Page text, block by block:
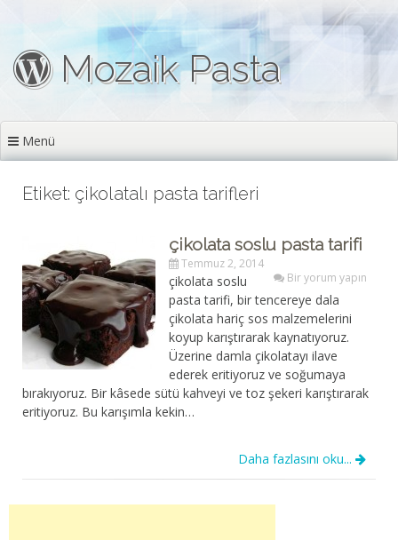
Mozaik Pasta
Menü
Etiket: çikolatalı pasta tarifleri
çikolata soslu pasta tarifi
Temmuz 2, 2014
Bir yorum yapın
çikolata soslu
pasta tarifi, bir tencereye dala
çikolata hariç sos malzemelerini
koyup karıştırarak kaynatıyoruz.
Üzerine damla çikolatayı ilave
ederek eritiyoruz ve soğumaya
bırakıyoruz. Bir kâsede sütü kahveyi ve toz şekeri karıştırarak
eritiyoruz. Bu karışımla kekin…
Daha fazlasını oku...